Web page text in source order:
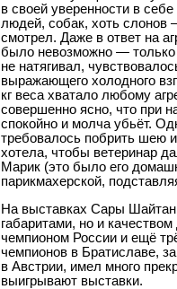
в своей уверенности в
людей, собак, хоть слонов
смотрел. Даже в ответ на
было невозможно — только
не натягивал,
выражающего холодного
кг веса хватало любому
совершенно ясно, что при
спокойно и молча убьёт.
требовалось побрить шею
хотела, чтобы ветеринар
Марик (это было его
парикмахерской,
На выставках Сары
габаритами, но и
чемпионом России и ещё
чемпионов в Братиславе,
в Австрии, имел много
выигрывают выставки.